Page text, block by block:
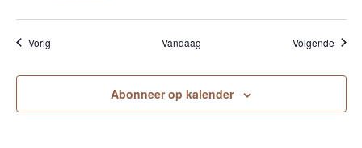
VorigEvenementen Vandaag Volgende
Abonneer op kalender